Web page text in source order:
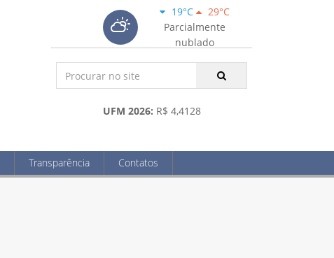
19°C
29°C
Parcialmente
nublado
UFM 2026: R$ 4,4128
Transparência Contatos